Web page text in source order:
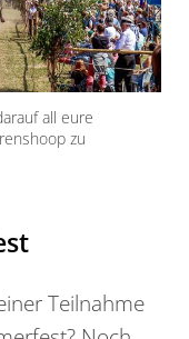
all eure
zu
Teilnahme